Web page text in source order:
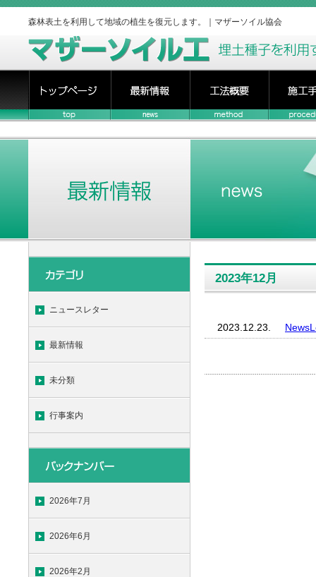
森林表土を利用して地域の植生を復元します。｜マザーソイル協会
ニュースレター
最新情報
未分類
行事案内
2026年7月
2026年6月
2026年2月
2023年12月
2023.12.23.